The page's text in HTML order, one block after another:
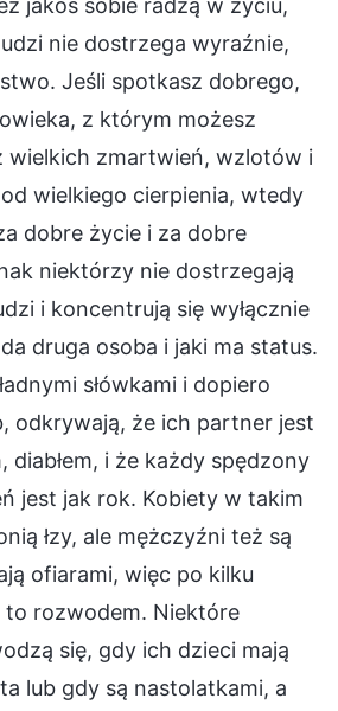
nie dostrzega wyraźnie,
Jeśli spotkasz dobrego,
z którym możesz
wielkich zmartwień, wzlotów i
wielkiego cierpienia, wtedy
dobre życie i za dobre
niektórzy nie dostrzegają
i koncentrują się wyłącznie
druga osoba i jaki ma status.
słówkami i dopiero
odkrywają, że ich partner jest
diabłem, i że każdy spędzony
jest jak rok. Kobiety w takim
łzy, ale mężczyźni też są
ofiarami, więc po kilku
to rozwodem. Niektóre
się, gdy ich dzieci mają
lub gdy są nastolatkami, a